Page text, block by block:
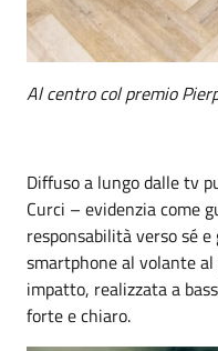
Al centro col premio
Diffuso a lungo dalle tv
Curci – evidenzia come
responsabilità verso sé
smartphone al volante al
impatto, realizzata a
forte e chiaro.